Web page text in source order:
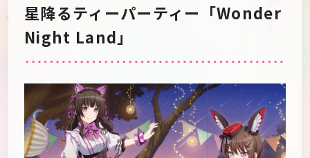
Artist
Schedule About
星降るティーパーティー「Wonder
Night Land」